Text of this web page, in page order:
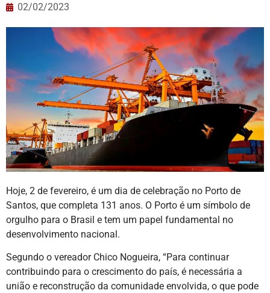
02/02/2023
Hoje, 2 de fevereiro, é um dia de celebração no Porto de
Santos, que completa 131 anos. O Porto é um símbolo de
orgulho para o Brasil e tem um papel fundamental no
desenvolvimento nacional.
Segundo o vereador Chico Nogueira, “Para continuar
contribuindo para o crescimento do país, é necessária a
união e reconstrução da comunidade envolvida, o que pode